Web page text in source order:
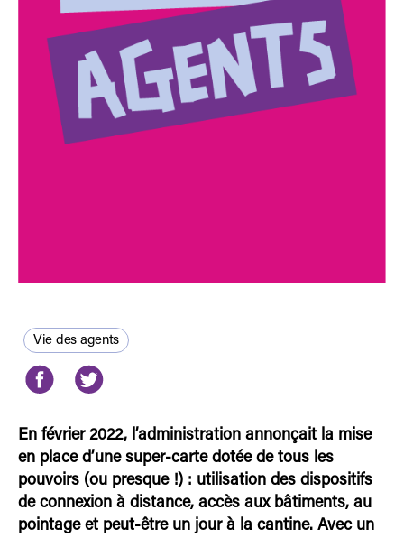
Vie des agents
En février 2022, l’administration annonçait la mise
en place d’une super-carte dotée de tous les
pouvoirs (ou presque !) : utilisation des dispositifs
de connexion à distance, accès aux bâtiments, au
pointage et peut-être un jour à la cantine. Avec un